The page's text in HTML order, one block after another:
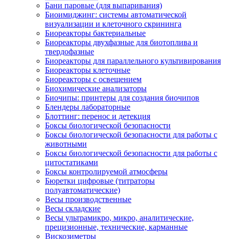
Бани паровые (для выпаривания)
Биоимиджинг: системы автоматической
визуализации и клеточного скрининга
Биореакторы бактериальные
Биореакторы двухфазные для биотоплива и
твердофазные
Биореакторы для параллельного культивирования
Биореакторы клеточные
Биореакторы с освещением
Биохимические анализаторы
Биочипы: принтеры для создания биочипов
Блендеры лабораторные
Блоттинг: перенос и детекция
Боксы биологической безопасности
Боксы биологической безопасности для работы с
животными
Боксы биологической безопасности для работы с
цитостатиками
Боксы контролируемой атмосферы
Бюретки цифровые (титраторы
полуавтоматические)
Весы производственные
Весы складские
Весы ультрамикро, микро, аналитические,
прецизионные, технические, карманные
Вискозиметры